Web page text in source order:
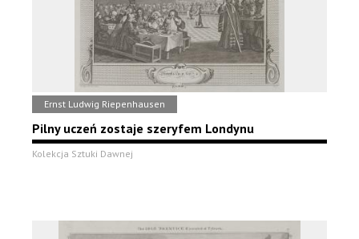
Ernst Ludwig Riepenhausen
Pilny uczeń zostaje szeryfem Londynu
Kolekcja Sztuki Dawnej